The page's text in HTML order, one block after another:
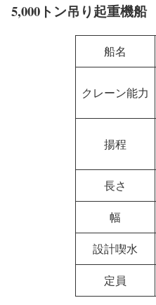
5,000トン吊り起重機船
船名
クレーン能力
揚程
長さ
幅
設計喫水
定員